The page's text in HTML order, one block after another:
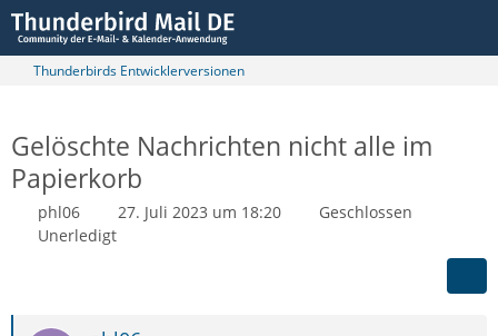
Thunderbirds Entwicklerversionen
Gelöschte Nachrichten nicht alle im
Papierkorb
phl06 27. Juli 2023 um 18:20
Geschlossen
Unerledigt